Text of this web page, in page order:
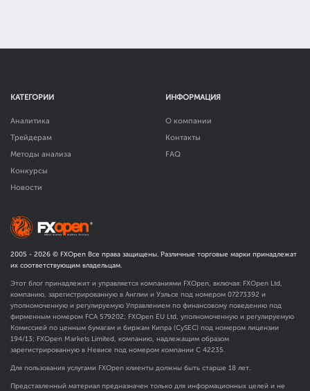
КАТЕГОРИИ
Аналитика
Трейдерам
Методы анализа
Конкурсы
Новости
ИНФОРМАЦИЯ
О компании
Контакты
FAQ
2005 - 2026 © FXOpen Все права защищены. Различные торговые марки принадлежат
их соответствующим владельцам.
Этот блог принадлежит и управляется компаниями FXOpen, включая: FXOpen Ltd,
компанию, зарегистрированную в Англии и Уэльсе под номером 07273392 и
уполномоченную и регулируемую Управлением по финансовому поведению под
фирменным номером FCA 579202; FXOpen EU Ltd, уполномоченную и регулируемую
Комиссией по ценным бумагам и биржам Кипра (CySEC) под номером лицензии
194/13; FXOpen Markets Limited, компанию, надлежащим образом
зарегистрированную в Невисе под номером компании C 42235.
Для пользования услугами FXOpen клиенты должны быть старше 18 лет.
Представленный материал предназначен только для информационных целей и не